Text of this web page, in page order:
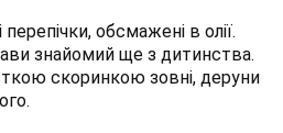
обсмажені в олії.
знайомий ще з дитинства.
скоринкою зовні, деруни